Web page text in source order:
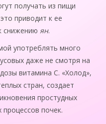
получать из пищи
приводит к ее
снижению ян.
употреблять много
даже не смотря на
витамина С. «Холод»,
стран, создает
простудных
почек.